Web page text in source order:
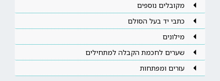
מקובלים נוספים
כתבי יד בעל הסולם
מילונים
שערים לחכמת הקבלה למתחילים
עזרים ומפתחות